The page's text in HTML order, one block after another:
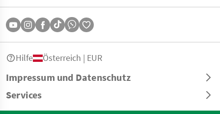
Impressum und Datenschutz
Services
Hilfe Österreich | EUR